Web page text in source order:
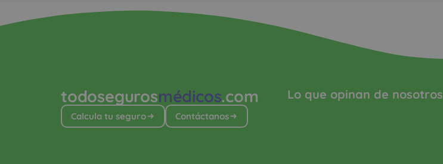
todosegurosmédicos.com
Calcula tu seguro Contáctanos
Lo que opinan de nosotros